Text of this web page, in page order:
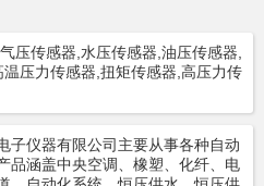
压传感器,水压传感器,油压传感器,
压力传感器,扭矩传感器,高压力传
子仪器有限公司主要从事各种自动
品涵盖中央空调、橡塑、化纤、电